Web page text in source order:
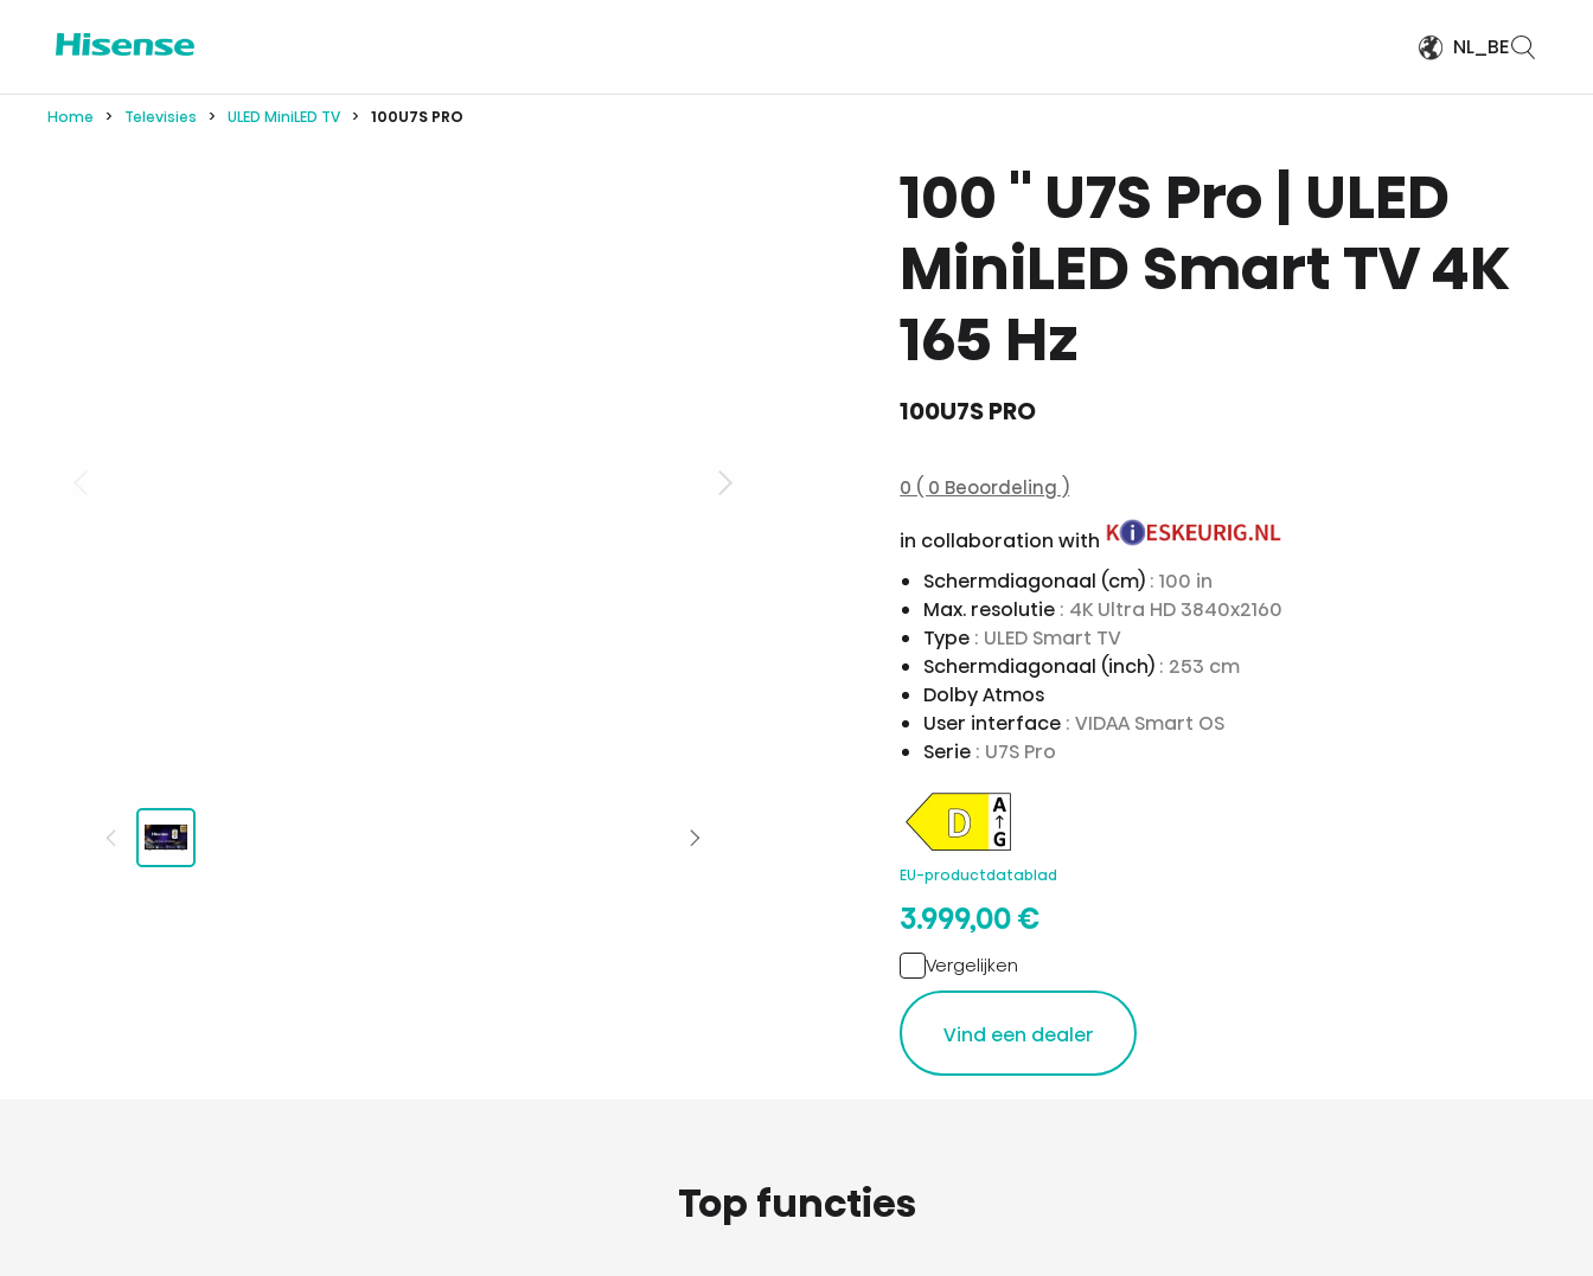
NL_BE
Home Televisies ULED MiniLED TV 100U7S PRO
100 '' U7S Pro | ULED
MiniLED Smart TV 4K
165 Hz
100U7S PRO
0 ( 0 Beoordeling )
in collaboration with
Schermdiagonaal (cm) : 100 in
Max. resolutie : 4K Ultra HD 3840x2160
Type : ULED Smart TV
Schermdiagonaal (inch) : 253 cm
Dolby Atmos
User interface : VIDAA Smart OS
Serie : U7S Pro
EU-productdatablad
3.999,00 €
Vergelijken
Vind een dealer
Top functies